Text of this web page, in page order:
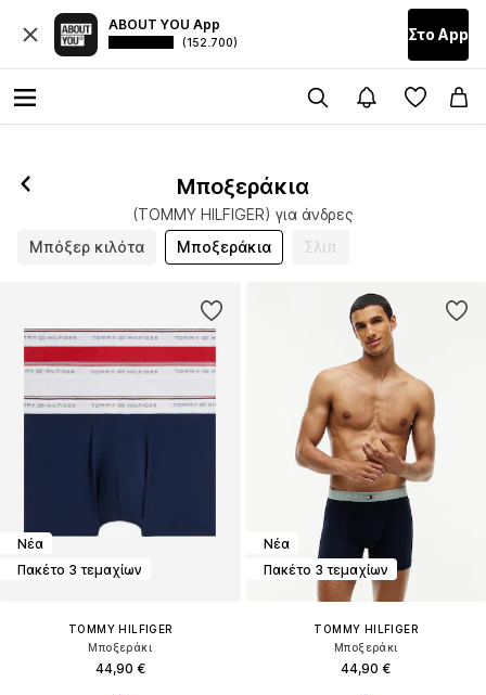
ABOUT YOU App
(152.700) Στο Αpp
Μποξεράκια
(TOMMY HILFIGER) για άνδρες
Μπόξερ κιλότα
Μποξεράκια Σλιπ
Νέα
Πακέτο 3 τεμαχίων
TOMMY HILFIGER
Μποξεράκι
44,90 €
Νέα
Πακέτο 3 τεμαχίων
TOMMY HILFIGER
Μποξεράκι
44,90 €